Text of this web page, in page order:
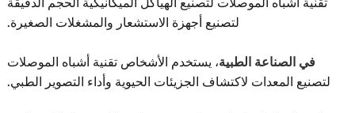
لتصنيع أجهزة الاستشعار والمشغلات الصغيرة.
الصناعة الطبية، يستخدم الأشخاص تقنية أشباه الموصلات
المعدات لاكتشاف الجزيئات الحيوية وأداء التصوير الطبي.